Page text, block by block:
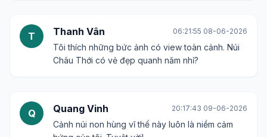
T Thanh Vân 06:21:55 08-06-2026
Tôi thích những bức ảnh có view toàn cảnh. Núi
Châu Thới có vẻ đẹp quanh năm nhỉ?
Q Quang Vinh 20:17:43 09-06-2026
Cảnh núi non hùng vĩ thế này luôn là niềm cảm